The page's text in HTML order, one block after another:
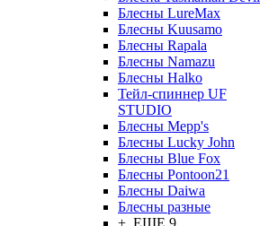
Блесны LureMax
Блесны Kuusamo
Блесны Rapala
Блесны Namazu
Блесны Halko
Тейл-спиннер UF
STUDIO
Блесны Mepp's
Блесны Lucky John
Блесны Blue Fox
Блесны Pontoon21
Блесны Daiwa
Блесны разные
+ ЕЩЕ 9